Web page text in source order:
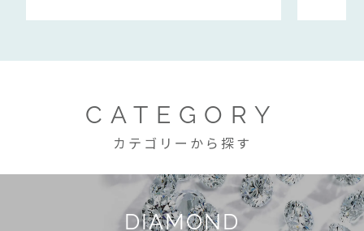
CATEGORY
カテゴリーから探す
DIAMOND